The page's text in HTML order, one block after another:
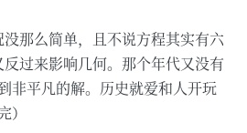
那么简单，且不说方程其实有六
过来影响几何。那个年代又没有
非平凡的解。历史就爱和人开玩